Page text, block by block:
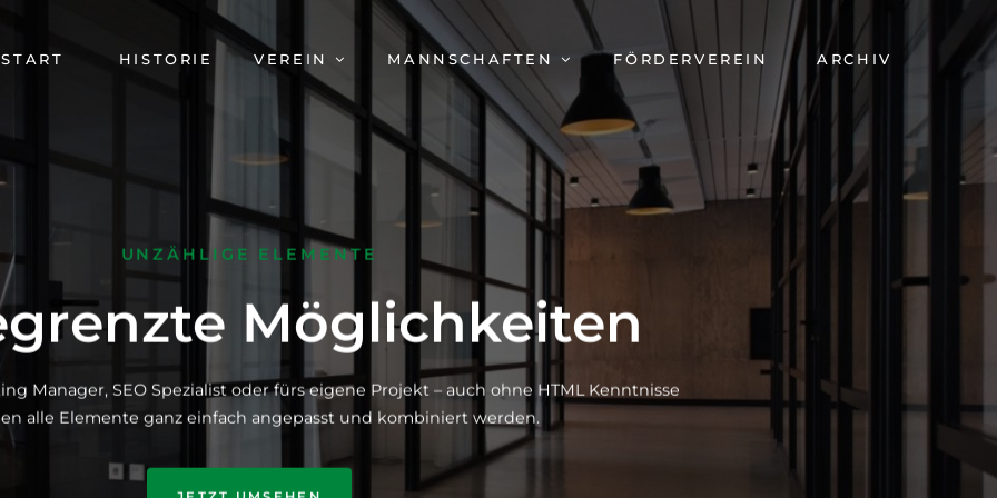
START HISTORIE VEREIN MANNSCHAFTEN FÖRDERVEREIN ARCHIV
UNZÄHLIGE ELEMENTE
Möglichkeiten
Manager, SEO Spezialist oder fürs eigene Projekt – auch ohne HTML Kenntnisse
alle Elemente ganz einfach angepasst und kombiniert werden.